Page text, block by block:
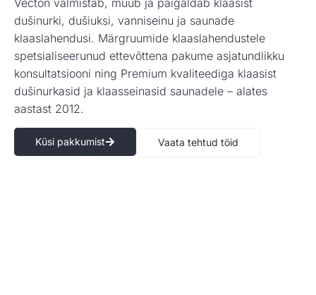
dušinurki, dušiuksi, vanniseinu ja saunade
klaaslahendusi. Märgruumide klaaslahendustele
spetsialiseerunud ettevõttena pakume asjatundlikku
konsultatsiooni ning Premium kvaliteediga klaasist
dušinurkasid ja klaasseinasid saunadele – alates
aastast 2012.
Küsi pakkumist Vaata tehtud töid